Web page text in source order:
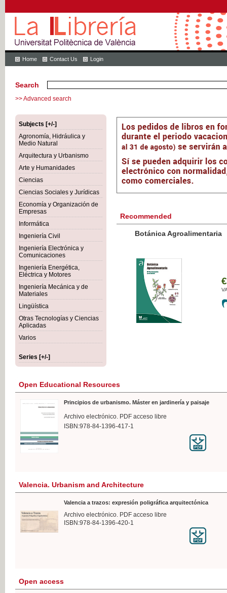
Home Contact Us Login
Search
>> Advanced search
Subjects [+/-]
Agronomía, Hidráulica y
Medio Natural
Arquitectura y Urbanismo
Arte y Humanidades
Ciencias
Ciencias Sociales y Jurídicas
Economía y Organización de
Empresas
Informática
Ingeniería Civil
Ingeniería Electrónica y
Comunicaciones
Ingeniería Energética,
Eléctrica y Motores
Ingeniería Mecánica y de
Materiales
Lingüística
Otras Tecnologías y Ciencias
Aplicadas
Varios
Series [+/-]
Recommended
Botánica Agroalimentaria
VAT
Open Educational Resources
Principios de urbanismo. Máster en jardinería y paisaje
Archivo electrónico. PDF acceso libre
ISBN:978-84-1396-417-1
Valencia. Urbanism and Architecture
Valencia a trazos: expresión poligráfica arquitectónica
Archivo electrónico. PDF acceso libre
ISBN:978-84-1396-420-1
Open access